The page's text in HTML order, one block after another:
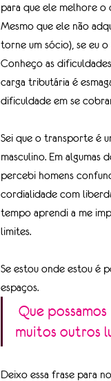
para que ele melhore o
Mesmo que ele não
torne um sócio), se eu
Conheço as
carga tributária é
dificuldade em se
Sei que o transporte é
masculino. Em algumas
percebi homens
cordialidade com
tempo aprendi a me
limites.
Se estou onde estou é
espaços.
muitos outros
Deixo essa frase para